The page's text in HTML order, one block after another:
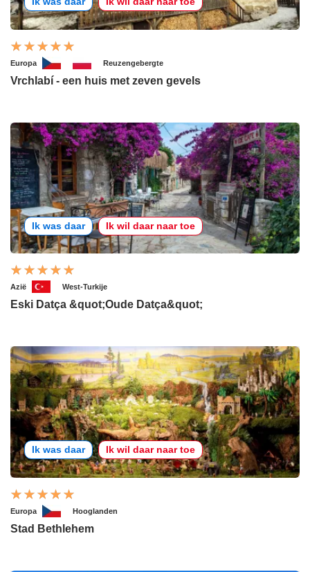
Europa Reuzengebergte
Vrchlabí - een huis met zeven gevels
Ik was daar Ik wil daar naar toe
Azië West-Turkije
Eski Datça &quot;Oude Datça&quot;
Ik was daar Ik wil daar naar toe
Europa Hooglanden
Stad Bethlehem